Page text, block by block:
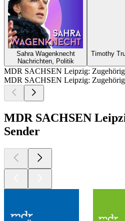
Sahra Wagenknecht
Nachrichten, Politik
Timothy
MDR SACHSEN Leipzig:
MDR SACHSEN Leipzig:
MDR SACHSEN
Sender